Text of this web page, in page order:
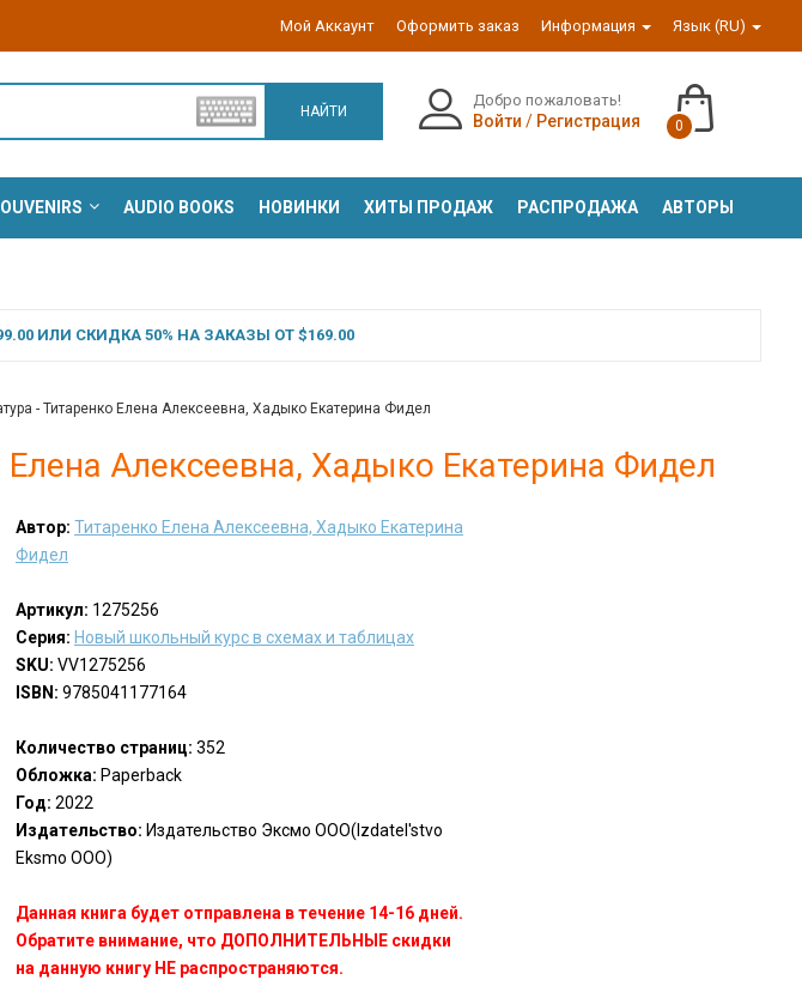
Мой Аккаунт Оформить заказ Информация Язык (RU)
НАЙТИ
Добро пожаловать!
Войти / Регистрация 0
AUDIO BOOKS НОВИНКИ ХИТЫ ПРОДАЖ РАСПРОДАЖА АВТОРЫ
ИЛИ СКИДКА 50% НА ЗАКАЗЫ ОТ $169.00
- Титаренко Елена Алексеевна, Хадыко Екатерина Фидел
Елена Алексеевна, Хадыко Екатерина Фидел
Автор: Титаренко Елена Алексеевна, Хадыко Екатерина
Фидел
Артикул: 1275256
Серия: Новый школьный курс в схемах и таблицах
SKU: VV1275256
ISBN: 9785041177164
Количество страниц: 352
Обложка: Paperback
Год: 2022
Издательство: Издательство Эксмо ООО(Izdatel'stvo
Eksmo OOO)
Данная книга будет отправлена в течение 14-16 дней.
Обратите внимание, что ДОПОЛНИТЕЛЬНЫЕ скидки
на данную книгу НЕ распространяются.